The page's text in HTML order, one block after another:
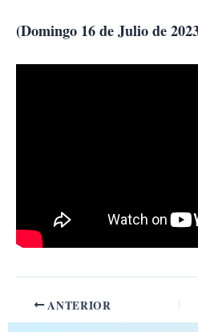
(Domingo 16 de Julio de
ANTERIOR